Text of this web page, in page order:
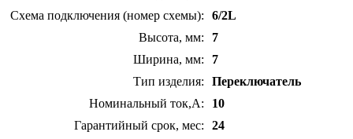
Схема подключения (номер схемы):
6/2L
Высота, мм:
7
Ширина, мм:
7
Тип изделия:
Переключатель
Номинальный ток,А:
10
Гарантийный срок, мес:
24